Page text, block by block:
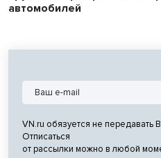
автомобилей
VN.ru обязуется не передавать
Отписаться
от рассылки можно в любой